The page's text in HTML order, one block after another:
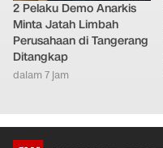
2 Pelaku Demo Anarkis
Minta Jatah Limbah
Perusahaan di Tangerang
Ditangkap
dalam 7 jam